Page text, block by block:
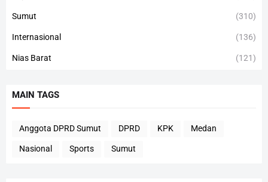
Sumut (310)
Internasional (136)
Nias Barat (121)
MAIN TAGS
Anggota DPRD Sumut DPRD KPK Medan
Nasional Sports Sumut